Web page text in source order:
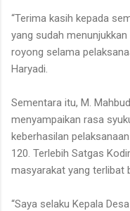
“Terima kasih kepada
yang sudah
royong selama
Haryadi.
Sementara itu, M.
menyampaikan rasa
keberhasilan
120. Terlebih Satgas
masyarakat yang terlibat
“Saya selaku Kepala